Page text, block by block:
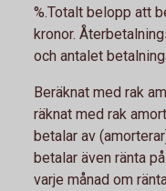
%.Totalt belopp att
kronor.
och antalet
Beräknat med rak
räknat med rak
betalar av
betalar även ränta
varje månad om